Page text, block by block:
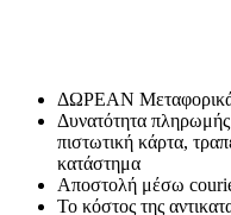
ΔΩΡΕΑΝ Μεταφορικά
Δυνατότητα
πιστωτική κάρτα,
κατάστημα
Αποστολή μέσω
Το κόστος της